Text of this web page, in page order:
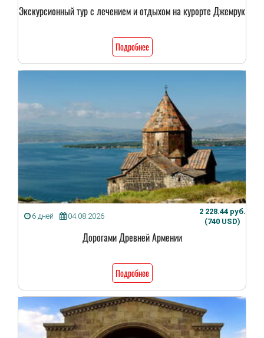
Экскурсионный тур с лечением и отдыхом на курорте Джемрук
Подробнее
6 дней 04.08.2026
2 228.44 руб.
(740 USD)
Дорогами Древней Армении
Подробнее